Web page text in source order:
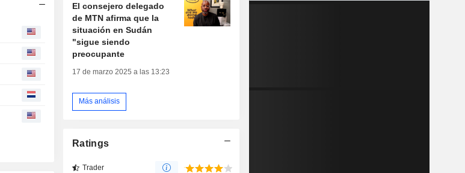
El consejero delegado
de MTN afirma que la
situación en Sudán
"sigue siendo
preocupante
17 de marzo 2025 a las 13:23
Más análisis
Ratings
Trader